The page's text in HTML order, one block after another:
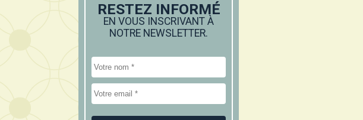
RESTEZ INFORMÉ
EN VOUS INSCRIVANT À
NOTRE NEWSLETTER.